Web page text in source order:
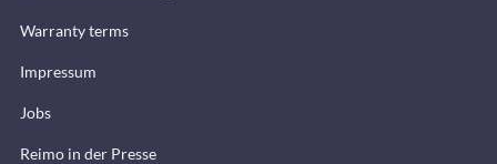
Warranty terms
Impressum
Jobs
Reimo in der Presse